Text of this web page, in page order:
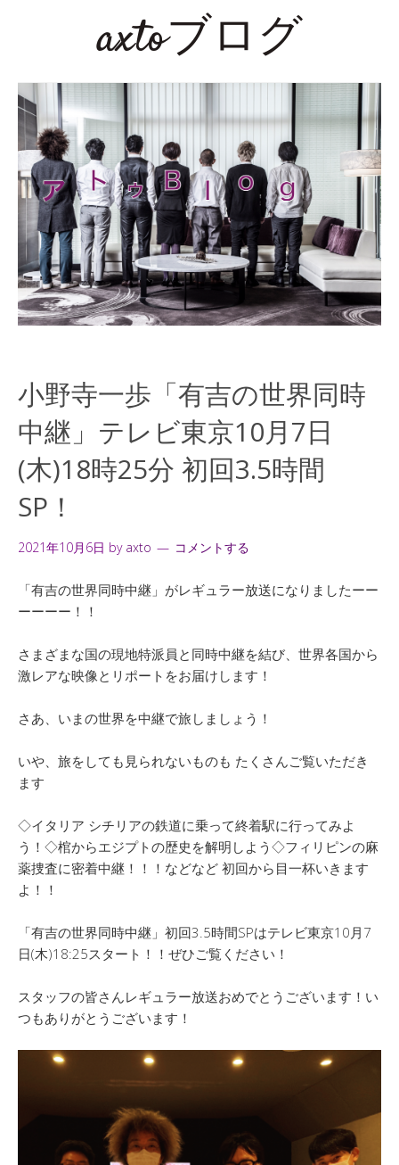
axtoブログ
小野寺一歩「有吉の世界同時
中継」テレビ東京10月7日
(木)18時25分 初回3.5時間
SP！
2021年10月6日 by axto コメントする
「有吉の世界同時中継」がレギュラー放送になりましたーー
ーーーー！！
さまざまな国の現地特派員と同時中継を結び、世界各国から
激レアな映像とリポートをお届けします！
さあ、いまの世界を中継で旅しましょう！
いや、旅をしても見られないものも たくさんご覧いただき
ます
◇イタリア シチリアの鉄道に乗って終着駅に行ってみよ
う！◇棺からエジプトの歴史を解明しよう◇フィリピンの麻
薬捜査に密着中継！！！などなど 初回から目一杯いきます
よ！！
「有吉の世界同時中継」初回3.5時間SPはテレビ東京10月7
日(木)18:25スタート！！ぜひご覧ください！
スタッフの皆さんレギュラー放送おめでとうございます！い
つもありがとうございます！